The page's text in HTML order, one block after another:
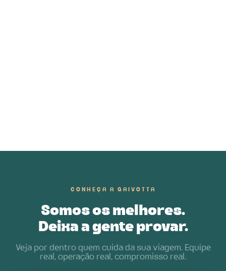
CONHEÇA A GAIVOTTA
Somos os melhores.
Deixa a gente provar.
Veja por dentro quem cuida da sua viagem. Equipe
real, operação real, compromisso real.